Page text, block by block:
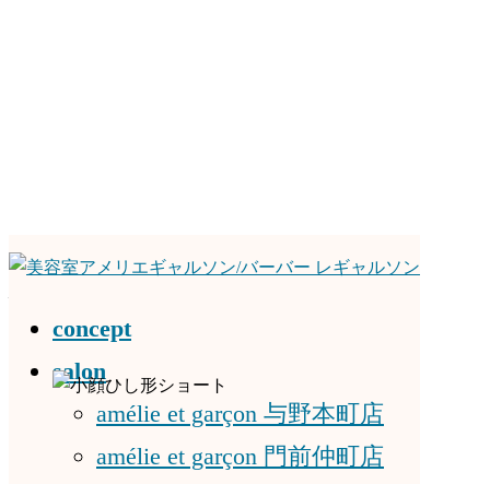
コ
ナ
concept
salon
amélie et garçon 与野本町店
amélie et garçon 門前仲町店
Front